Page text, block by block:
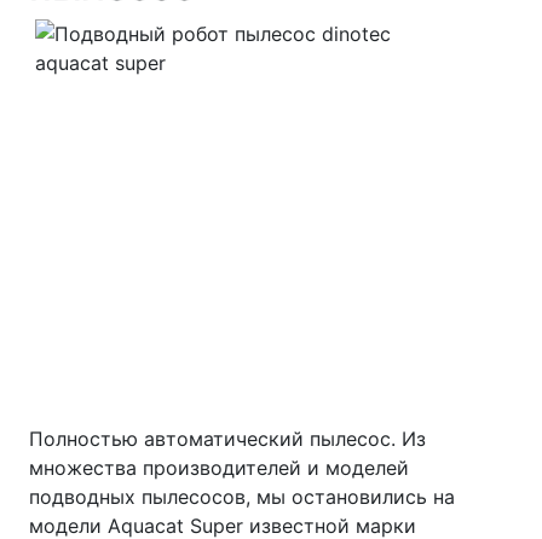
Полностью автоматический пылесос. Из
множества производителей и моделей
подводных пылесосов, мы остановились на
модели Aquacat Super известной марки